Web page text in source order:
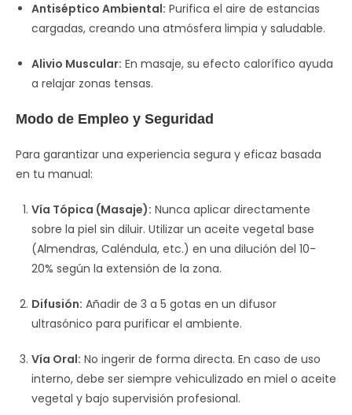
Antiséptico Ambiental: Purifica el aire de estancias
cargadas, creando una atmósfera limpia y saludable.
Alivio Muscular: En masaje, su efecto calorífico ayuda
a relajar zonas tensas.
Modo de Empleo y Seguridad
Para garantizar una experiencia segura y eficaz basada
en tu manual:
Vía Tópica (Masaje): Nunca aplicar directamente
sobre la piel sin diluir. Utilizar un aceite vegetal base
(Almendras, Caléndula, etc.) en una dilución del 10-
20% según la extensión de la zona.
Difusión: Añadir de 3 a 5 gotas en un difusor
ultrasónico para purificar el ambiente.
Vía Oral: No ingerir de forma directa. En caso de uso
interno, debe ser siempre vehiculizado en miel o aceite
vegetal y bajo supervisión profesional.